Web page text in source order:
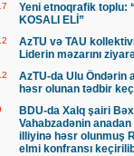
Yeni etnoqrafik toplu:
KOSALI ELİ”
AzTU və TAU
Liderin məzarını
AzTU-da Ulu Öndərin
həsr olunan tədbir
BDU-da Xalq şairi
Vahabzadənin anadan
illiyinə həsr olunmuş
elmi konfransı